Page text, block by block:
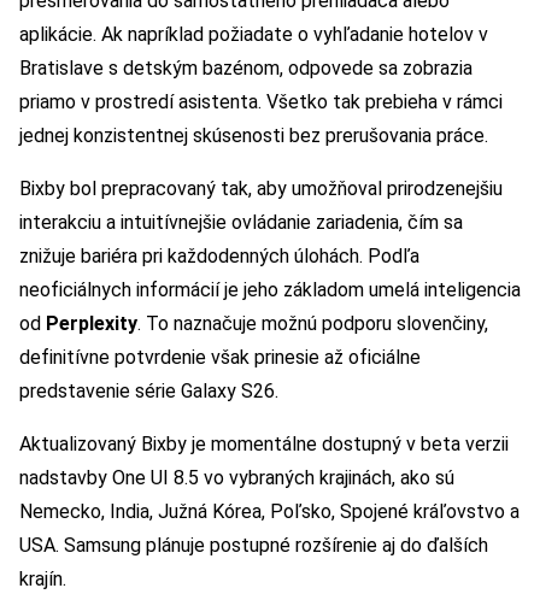
aplikácie. Ak napríklad požiadate o vyhľadanie hotelov v
Bratislave s detským bazénom, odpovede sa zobrazia
priamo v prostredí asistenta. Všetko tak prebieha v rámci
jednej konzistentnej skúsenosti bez prerušovania práce.
Bixby bol prepracovaný tak, aby umožňoval prirodzenejšiu
interakciu a intuitívnejšie ovládanie zariadenia, čím sa
znižuje bariéra pri každodenných úlohách. Podľa
neoficiálnych informácií je jeho základom umelá inteligencia
od Perplexity. To naznačuje možnú podporu slovenčiny,
definitívne potvrdenie však prinesie až oficiálne
predstavenie série Galaxy S26.
Aktualizovaný Bixby je momentálne dostupný v beta verzii
nadstavby One UI 8.5 vo vybraných krajinách, ako sú
Nemecko, India, Južná Kórea, Poľsko, Spojené kráľovstvo a
USA. Samsung plánuje postupné rozšírenie aj do ďalších
krajín.